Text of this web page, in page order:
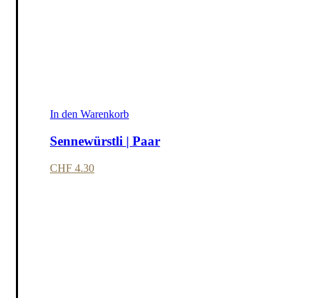
In den Warenkorb
Sennewürstli | Paar
CHF 4.30